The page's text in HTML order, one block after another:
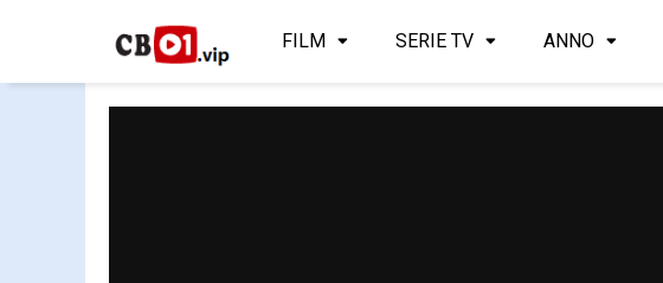
FILM SERIE TV ANNO